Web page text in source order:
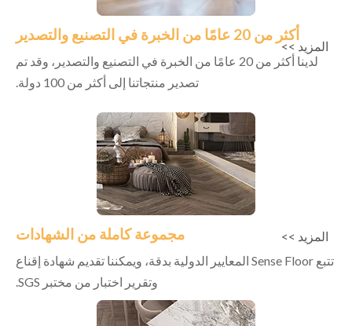
أكثر من 20 عامًا من الخبرة في التصنيع والتصدير
المزيد >>
لدينا أكثر من 20 عامًا من الخبرة في التصنيع والتصدير، وقد تم
تصدير منتجاتنا إلى أكثر من 100 دولة.
مجموعة كاملة من الشهادات
المزيد >>
تتبع Sense Floor المعايير الدولية بدقة، ويمكننا تقديم شهادة إقناع
وتقرير اختبار من مختبر SGS.